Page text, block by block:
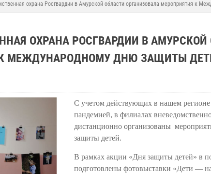
охрана Росгвардии в Амурской области организовала мероприятия к
ОХРАНА РОСГВАРДИИ В
МЕЖДУНАРОДНОМУ ДНЮ ЗАЩИТЫ
С учетом действующих в нашем
пандемией, в филиалах
дистанционно организованы
защиты детей.
В рамках акции «Дня защиты детей» в
подготовлены фотовыставки «Дети —